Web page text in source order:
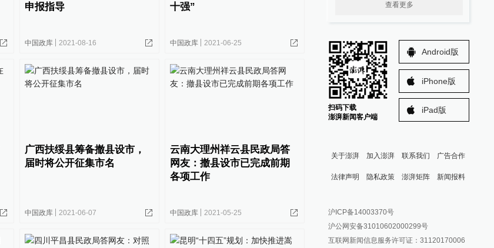
申报指导
中国政库 2021-08-16
十强”
中国政库 2021-06-25
广西扶绥县筹备撤县设市，
届时将公开征集市名
中国政库 2021-06-07
云南大理州祥云县民政局答
网友：撤县设市已完成前期
各项工作
中国政库 2021-05-25
查看更多
扫码下载
澎湃新闻客户端
Android版
iPhone版
iPad版
关于澎湃 加入澎湃 联系我们 广告合作
法律声明 隐私政策 澎湃矩阵
澎湃新闻公众号
澎湃新闻抖音号
新闻报料
报料邮箱: news@thepaper.cn
沪ICP备14003370号
沪公网安备31010602000299号
互联网新闻信息服务许可证：31120170006